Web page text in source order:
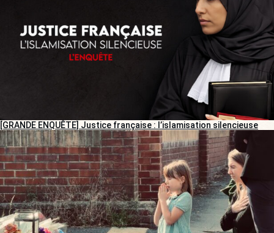
[GRANDE ENQUÊTE] Justice française : l’islamisation silencieuse